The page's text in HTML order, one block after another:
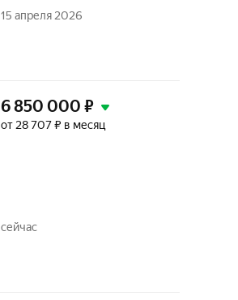
15 апреля 2026
6 850 000 ₽
от 28 707 ₽ в месяц
сейчас